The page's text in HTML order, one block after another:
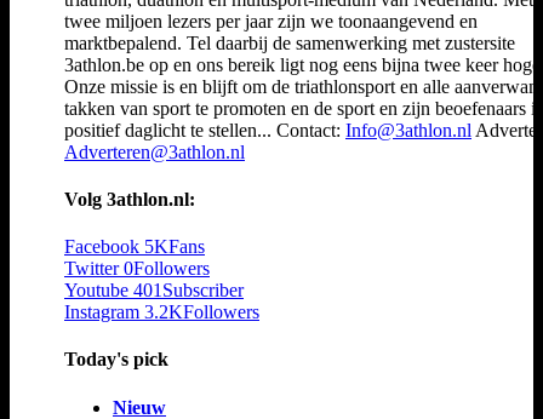
twee miljoen lezers per jaar zijn we toonaangevend en
marktbepalend. Tel daarbij de samenwerking met zustersite
3athlon.be op en ons bereik ligt nog eens bijna twee keer
Onze missie is en blijft om de triathlonsport en alle
takken van sport te promoten en de sport en zijn beoefenaars
positief daglicht te stellen... Contact: Info@3athlon.nl
Adverteren@3athlon.nl
Volg 3athlon.nl:
Facebook 5KFans
Twitter 0Followers
Youtube 401 Subscriber
Instagram 3.2KFollowers
Today's pick
Nieuw